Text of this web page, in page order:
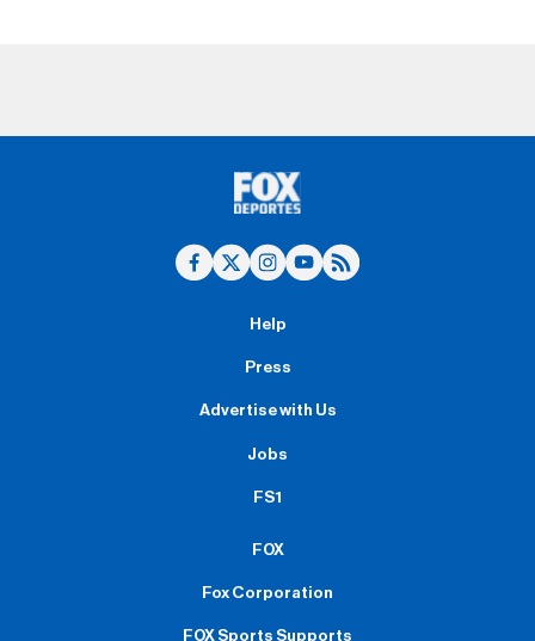
Help
Press
Advertise with Us
Jobs
FS1
FOX
Fox Corporation
FOX Sports Supports